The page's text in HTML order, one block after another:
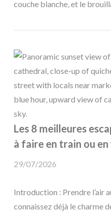
couche blanche, et le
Les 8 meilleures
à faire en train ou
29/07/2026
Introduction : Prendre l’air
connaissez déjà le charme